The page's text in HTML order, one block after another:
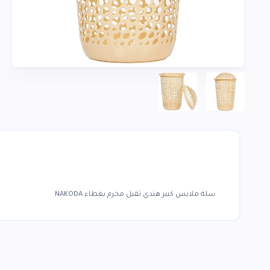
سلة ملابس كبير هندي ثقيل مخرم بغطاء NAKODA